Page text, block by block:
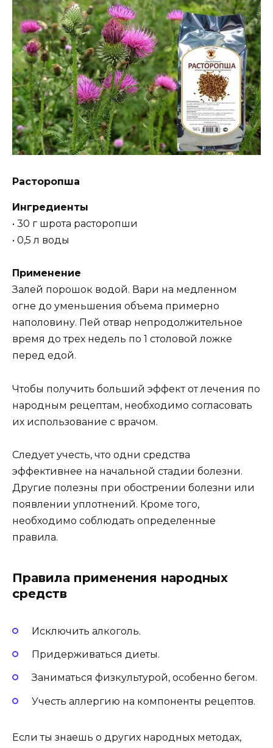
Расторопша
Ингредиенты
• 30 г шрота расторопши
• 0,5 л воды
Применение
Залей порошок водой. Вари на медленном
огне до уменьшения объема примерно
наполовину. Пей отвар непродолжительное
время до трех недель по 1 столовой ложке
перед едой.
Чтобы получить больший эффект от лечения по
народным рецептам, необходимо согласовать
их использование с врачом.
Следует учесть, что одни средства
эффективнее на начальной стадии болезни.
Другие полезны при обострении болезни или
появлении уплотнений. Кроме того,
необходимо соблюдать определенные
правила.
Правила применения народных
средств
Исключить алкоголь.
Придерживаться диеты.
Заниматься физкультурой, особенно бегом.
Учесть аллергию на компоненты рецептов.
Если ты знаешь о других народных методах,